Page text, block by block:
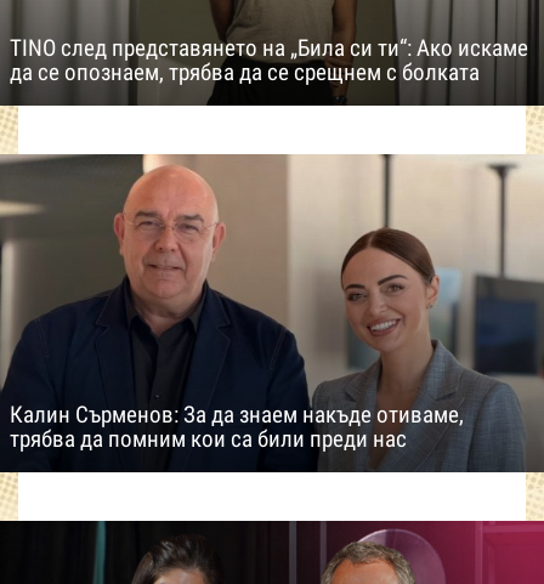
TINO след представянето на „Била си ти“: Ако искаме
да се опознаем, трябва да се срещнем с болката
Калин Сърменов: За да знаем накъде отиваме,
трябва да помним кои са били преди нас